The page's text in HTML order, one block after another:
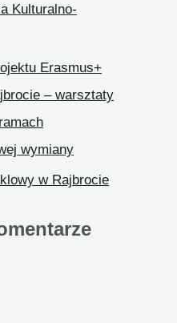
Kulturalno-
Erasmus+
– warsztaty
wymiany
w Rajbrocie